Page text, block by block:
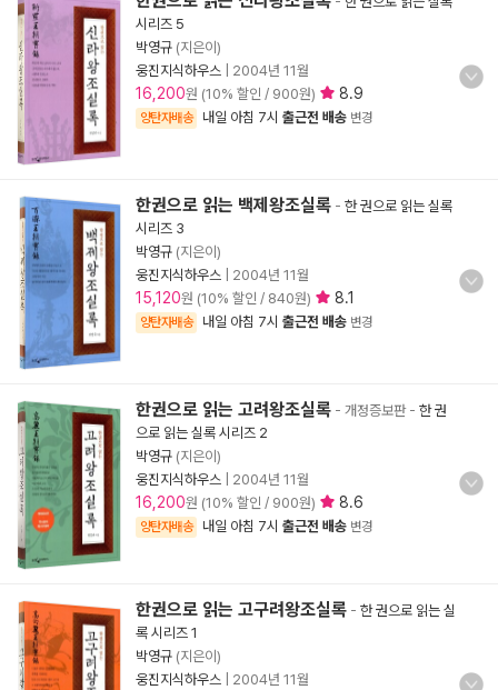
시리즈 5
박영규 (지은이)
웅진지식하우스
2004년 11월
16,200원 (10% 할인 / 900원) 8.9
양탄자배송 내일 아침 7시 출근전 배송 변경
한권으로 읽는 백제왕조실록 - 한 권으로 읽는 실록
시리즈 3
박영규 (지은이)
웅진지식하우스
2004년 11월
15,120원 (10% 할인 / 840원) 8.1
양탄자배송 내일 아침 7시 출근전 배송 변경
한권으로 읽는 고려왕조실록 - 개정증보판- 한 권
으로 읽는 실록 시리즈 2
박영규 (지은이)
웅진지식하우스
2004년 11월
16,200원 (10% 할인 / 900원) 8.6
양탄자배송 내일 아침 7시 출근전 배송 변경
한권으로 읽는 고구려왕조실록 - 한 권으로 읽는 실
록 시리즈 1
박영규 (지은이)
웅진지식하우스
2004년 11월